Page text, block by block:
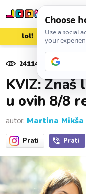
lol!
24114 pregleda
KVIZ: Znaš
u ovih 8/8
autor: Martina Mikša
Prati Prati